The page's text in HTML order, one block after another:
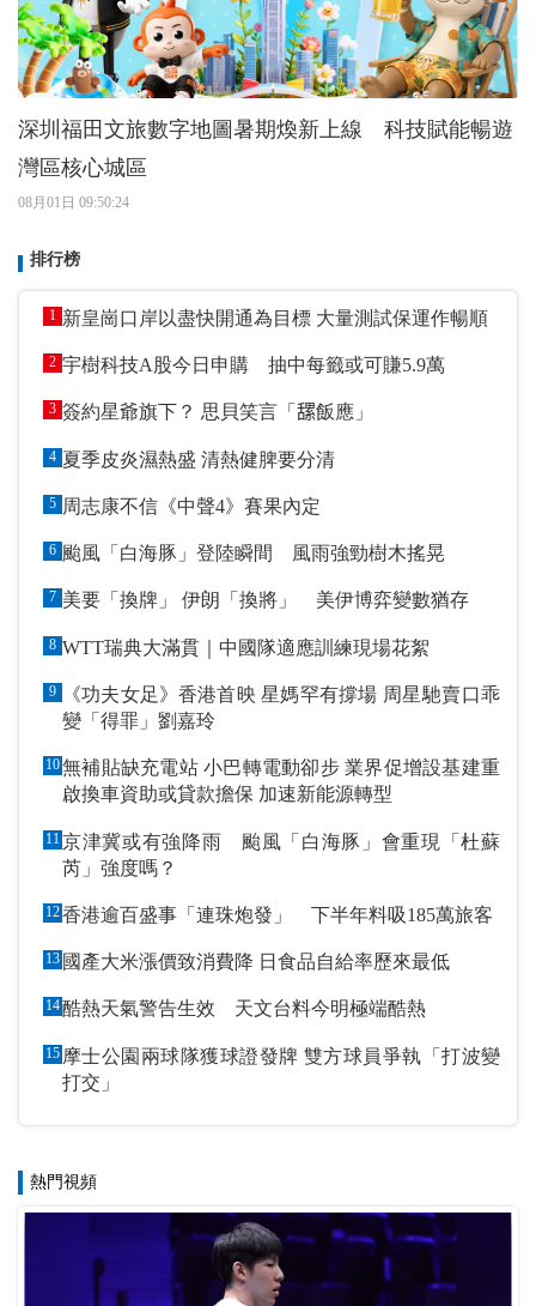
深圳福田文旅數字地圖暑期煥新上線 科技賦能暢遊
灣區核心城區
08月01日 09:50:24
排行榜
1 新皇崗口岸以盡快開通為目標 大量測試保運作暢順
2 宇樹科技A股今日申購 抽中每籤或可賺5.9萬
3 簽約星爺旗下？ 思貝笑言「𦧲飯應」
4 夏季皮炎濕熱盛 清熱健脾要分清
5 周志康不信《中聲4》賽果內定
6 颱風「白海豚」登陸瞬間 風雨強勁樹木搖晃
7 美要「換牌」 伊朗「換將」 美伊博弈變數猶存
8 WTT瑞典大滿貫｜中國隊適應訓練現場花絮
9
《功夫女足》香港首映 星媽罕有撐場 周星馳賣口乖
變「得罪」劉嘉玲
10無補貼缺充電站 小巴轉電動卻步 業界促增設基建重
啟換車資助或貸款擔保 加速新能源轉型
11 京津冀或有強降雨 颱風「白海豚」會重現「杜蘇
芮」強度嗎？
12香港逾百盛事「連珠炮發」 下半年料吸185萬旅客
13 國產大米漲價致消費降 日食品自給率歷來最低
14酷熱天氣警告生效 天文台料今明極端酷熱
15 摩士公園兩球隊獲球證發牌 雙方球員爭執「打波變
打交」
熱門視頻